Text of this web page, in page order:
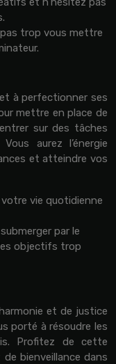
trop vous mettre
et à perfectionner ses
mettre en place de
sur des tâches
aurez l’énergie
et atteindre vos
vie quotidienne
par le
objectifs trop
et de justice
porté à résoudre les
Profitez de cette
bienveillance dans